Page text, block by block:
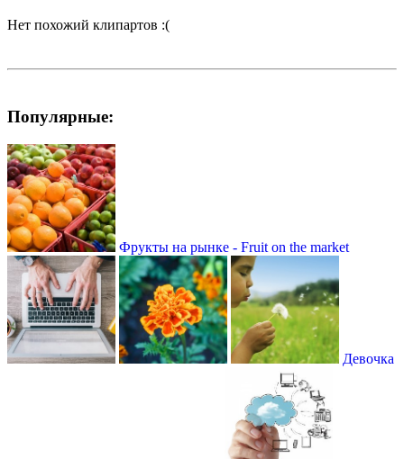
Нет похожий клипартов :(
Популярные:
Фрукты на рынке - Fruit on the market
Девочка